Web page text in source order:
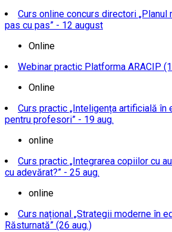
Curs online concurs directori „Planul
pas cu pas” - 12 august
Online
Webinar practic Platforma ARACIP
Online
Curs practic „Inteligența artificială în
pentru profesori” - 19 aug.
online
Curs practic „Integrarea copiilor cu
cu adevărat?” - 25 aug.
online
Curs național „Strategii moderne în
Răsturnată” (26 aug.)